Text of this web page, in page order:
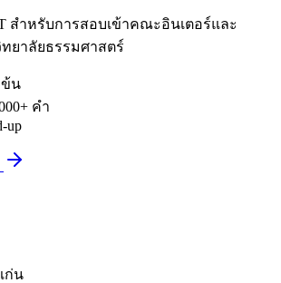
สำหรับการสอบเข้าคณะอินเตอร์และ
าลัยธรรมศาสตร์
ข้น
คำ
up
ก่น